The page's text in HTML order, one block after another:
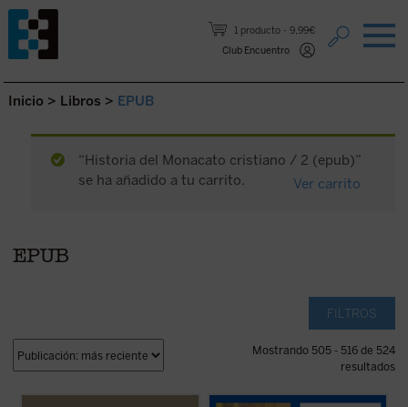
1 producto
9,99€
Club Encuentro
Saltar al contenido.
Inicio > Libros > EPUB
“Historia del Monacato cristiano / 2 (epub)”
se ha añadido a tu carrito.
Ver carrito
EPUB
FILTROS
Mostrando 505 - 516 de 524
resultados